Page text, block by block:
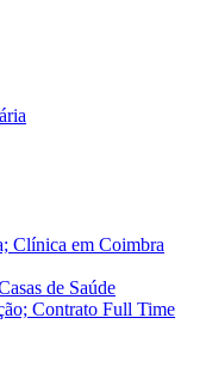
Clínica em Coimbra
de Saúde
Contrato Full Time